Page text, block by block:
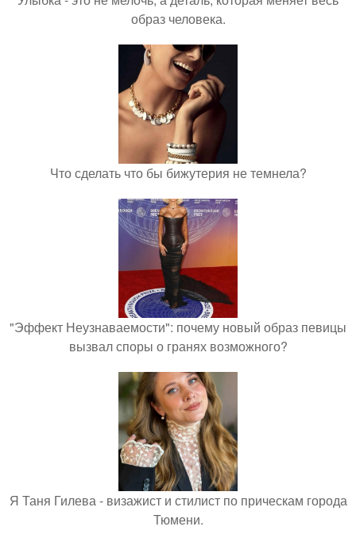
образ человека.
Что сделать что бы бижутерия не темнела?
"Эффект Неузнаваемости": почему новый образ певицы
вызвал споры о гранях возможного?
Я Таня Гилева - визажист и стилист по прическам города
Тюмени.